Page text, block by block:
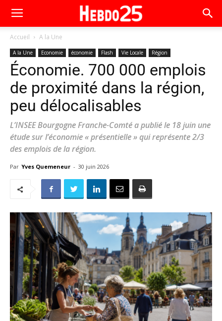
Accueil A la Une
A la Une Economie économie Flash Vie Locale Région
Économie. 700 000 emplois
de proximité dans la région,
peu délocalisables
L’INSEE Bourgogne Franche-Comté a publié le 18 juin une
étude sur l’économie « présentielle » qui représente 2/3
des emplois de la région.
Par Yves Quemeneur - 30 juin 2026